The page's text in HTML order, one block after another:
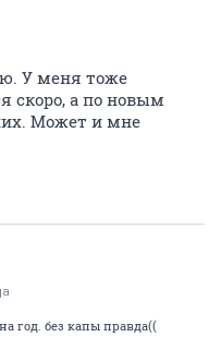
У меня тоже
скоро, а по новым
Может и мне
год. без капы правда((